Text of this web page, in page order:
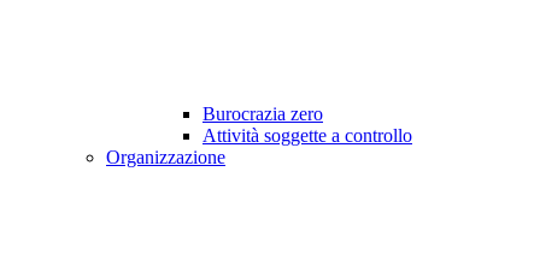
Burocrazia zero
Attività soggette a controllo
Organizzazione